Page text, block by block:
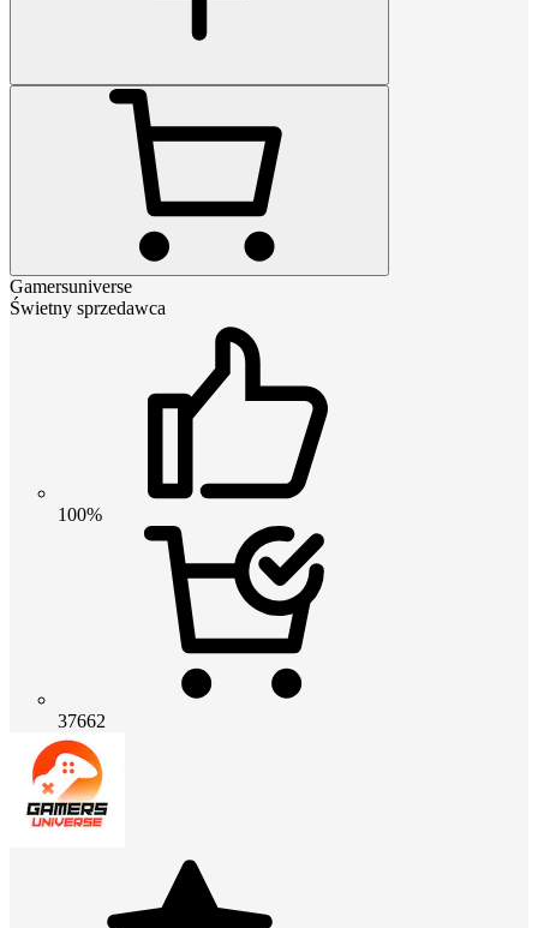
Gamersuniverse
Świetny sprzedawca
100%
37662